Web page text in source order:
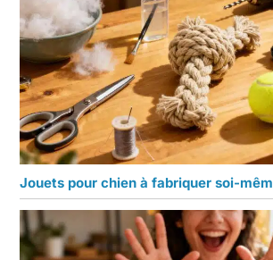
Jouets pour chien à fabriquer soi-